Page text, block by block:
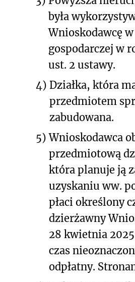
była
Wnioskodawcę
gospodarczej w
ust. 2 ustawy.
4) Działka, która
przedmiotem
zabudowana.
5) Wnioskodawca
przedmiotową
która planuje ją
uzyskaniu ww.
płaci określony
dzierżawny
28 kwietnia
czas
odpłatny.